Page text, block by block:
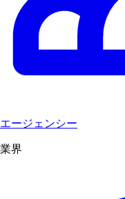
エージェンシー
業界